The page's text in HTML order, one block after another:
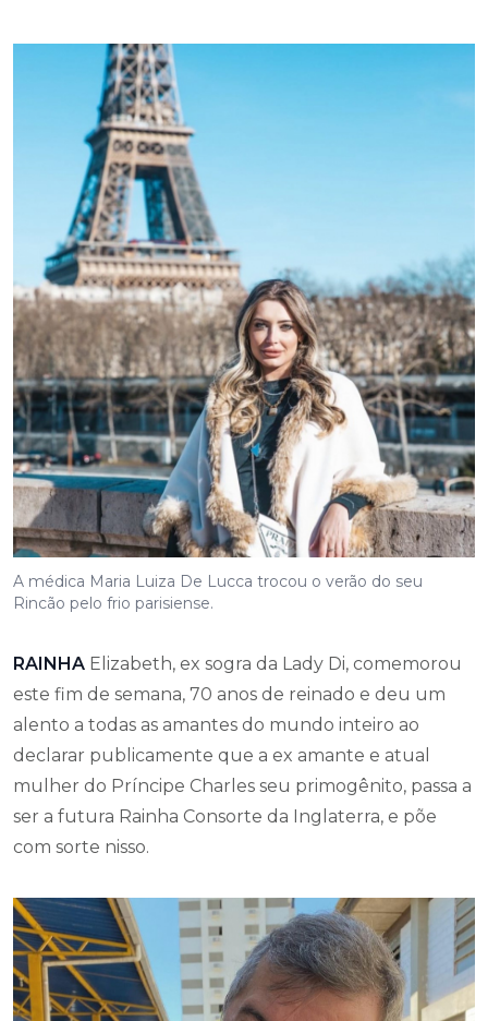
A médica Maria Luiza De Lucca trocou o verão do seu
Rincão pelo frio parisiense.
RAINHA Elizabeth, ex sogra da Lady Di, comemorou
este fim de semana, 70 anos de reinado e deu um
alento a todas as amantes do mundo inteiro ao
declarar publicamente que a ex amante e atual
mulher do Príncipe Charles seu primogênito, passa a
ser a futura Rainha Consorte da Inglaterra, e põe
com sorte nisso.